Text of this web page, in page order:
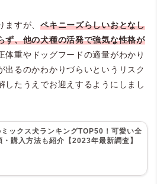
ますが、ペキニーズらしいおとなし
ず、他の犬種の活発で強気な性格が
体重やドッグフードの適量がわかり
出るのかわかりづらいというリスク
したうえでお迎えするようにしまし
ミックス犬ランキングTOP50！可愛い全
・購入方法も紹介【2023年最新調査】